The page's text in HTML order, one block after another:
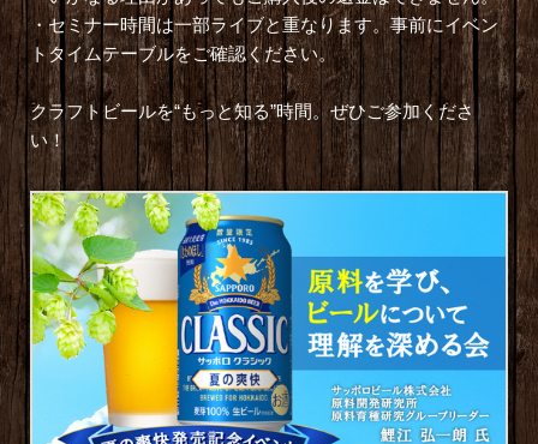
・セミナー時間は一部ライブと重なります。事前にイベン
トタイムテーブルをご確認ください。
クラフトビールを“もっと知る”時間。ぜひご参加くださ
い！